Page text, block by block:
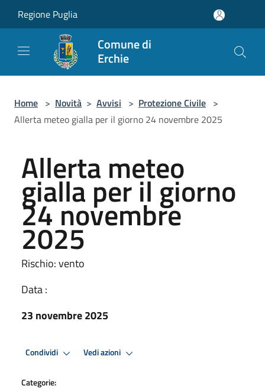
Regione Puglia
Comune di
Erchie
Home > Novità > Avvisi > Protezione Civile >
Allerta meteo gialla per il giorno 24 novembre 2025
Allerta meteo
gialla per il giorno
24 novembre
2025
Rischio: vento
Data :
23 novembre 2025
Condividi Vedi azioni
Categorie: